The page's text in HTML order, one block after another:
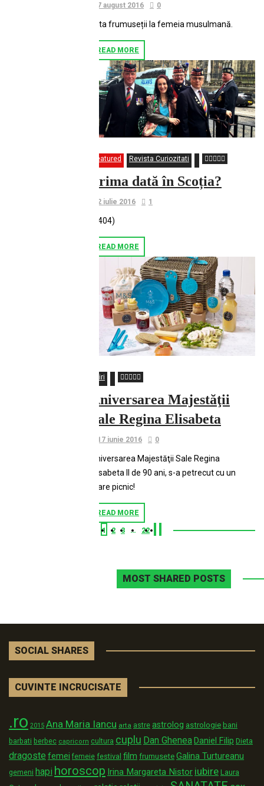
7 august 2016 0
Arta frumuseții la femeia musulmană.
READ MORE
Featured Revista Curiozitati
Prima dată în Scoția?
2 iulie 2016 1
(1404)
READ MORE
Stiri
Aniversarea Majestăţii
Sale Regina Elisabeta
17 iunie 2016 0
Aniversarea Majestăţii Sale Regina
Elisabeta II de 90 ani, s-a petrecut cu un
mare picnic!
READ MORE
1 2 3 … 22
MOST SHARED POSTS
SOCIAL SHARES
CUVINTE INCRUCISATE
.ro 2015 Ana Maria Iancu arta astre astrolog astrologie bani
barbati berbec capricorn cultura cuplu Dan GheneaDaniel Filip Dieta
dragoste femei femeie festival film frumusete Galina Turtureanu
gemeni hapi horoscop Irina Margareta Nistor iubire Laura